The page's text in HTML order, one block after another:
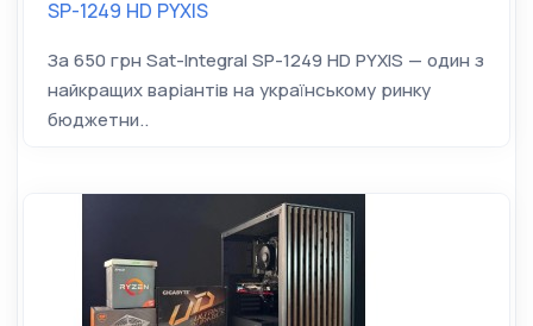
SP-1249 HD PYXIS
За 650 грн Sat-Integral SP-1249 HD PYXIS — один з
найкращих варіантів на українському ринку
бюджетни..